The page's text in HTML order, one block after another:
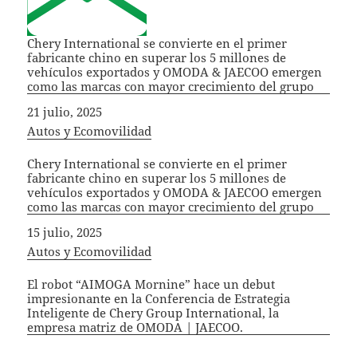
Chery International se convierte en el primer
fabricante chino en superar los 5 millones de
vehículos exportados y OMODA & JAECOO emergen
como las marcas con mayor crecimiento del grupo
Fecha
21 julio, 2025
In relation to
Autos y Ecomovilidad
Chery International se convierte en el primer
fabricante chino en superar los 5 millones de
vehículos exportados y OMODA & JAECOO emergen
como las marcas con mayor crecimiento del grupo
Fecha
15 julio, 2025
In relation to
Autos y Ecomovilidad
El robot “AIMOGA Mornine” hace un debut
impresionante en la Conferencia de Estrategia
Inteligente de Chery Group International, la
empresa matriz de OMODA | JAECOO.